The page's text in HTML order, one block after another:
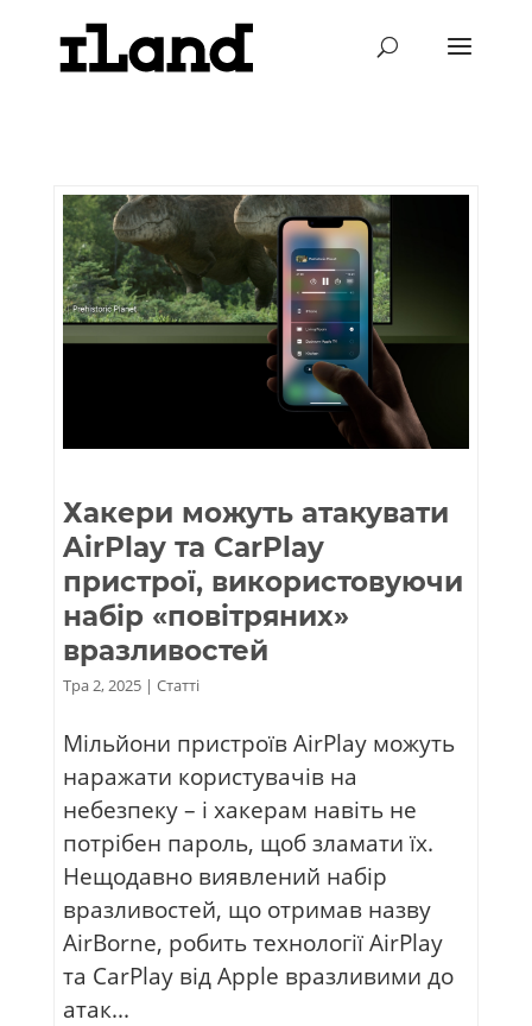
Хакери можуть атакувати
AirPlay та CarPlay
пристрої, використовуючи
набір «повітряних»
вразливостей
Тра 2, 2025| Статті
Мільйони пристроїв AirPlay можуть
наражати користувачів на
небезпеку – і хакерам навіть не
потрібен пароль, щоб зламати їх.
Нещодавно виявлений набір
вразливостей, що отримав назву
AirBorne, робить технології AirPlay
та CarPlay від Apple вразливими до
атак...